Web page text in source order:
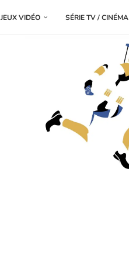
JEUX VIDÉO SÉRIE TV / CINÉMA